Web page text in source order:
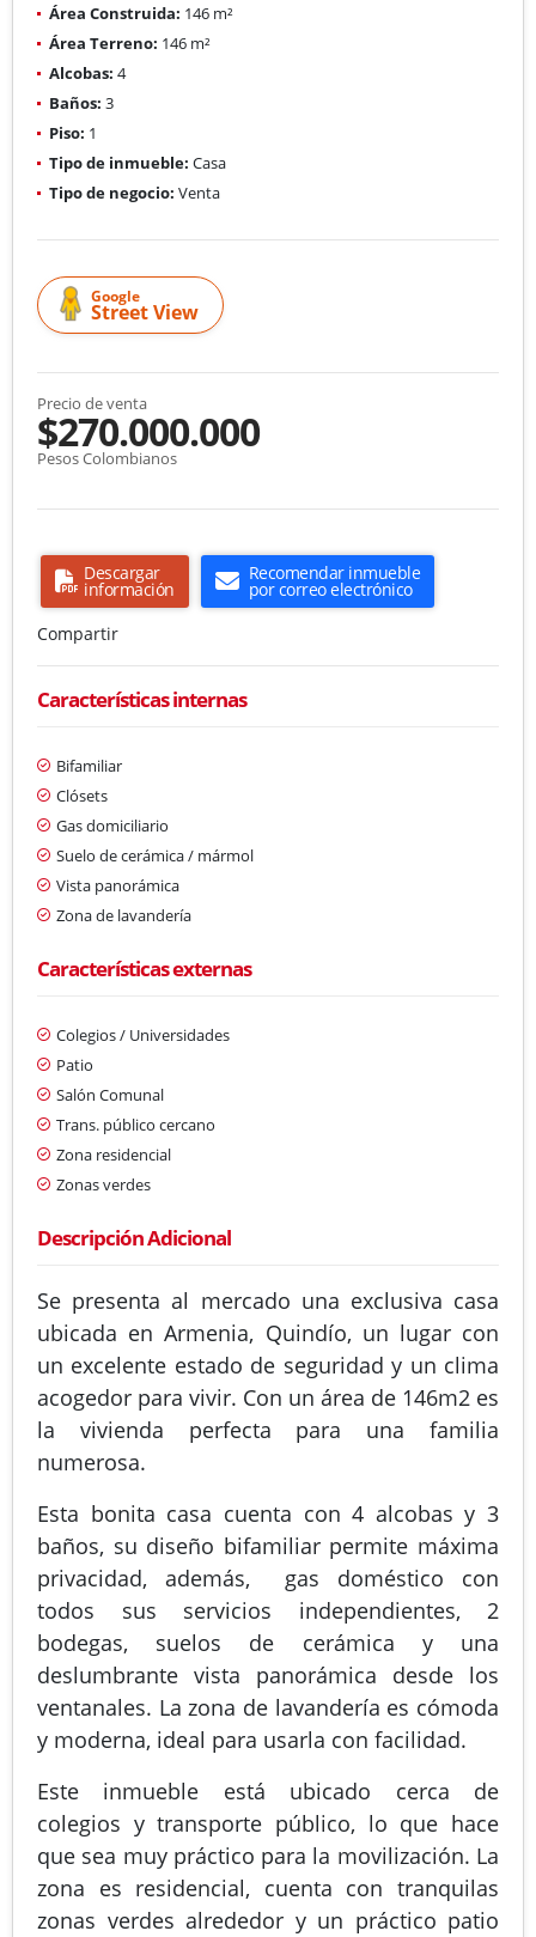
Área Construida: 146 m²
Área Terreno: 146 m²
Alcobas: 4
Baños: 3
Piso: 1
Tipo de inmueble: Casa
Tipo de negocio: Venta
Google
Street View
Precio de venta
$270.000.000
Pesos Colombianos
Descargar
información
Recomendar inmueble
por correo electrónico
Compartir
Características internas
Bifamiliar
Clósets
Gas domiciliario
Suelo de cerámica / mármol
Vista panorámica
Zona de lavandería
Características externas
Colegios / Universidades
Patio
Salón Comunal
Trans. público cercano
Zona residencial
Zonas verdes
Descripción Adicional
Se presenta al mercado una exclusiva casa
ubicada en Armenia, Quindío, un lugar con
un excelente estado de seguridad y un clima
acogedor para vivir. Con un área de 146m2 es
la vivienda perfecta para una familia
numerosa.
Esta bonita casa cuenta con 4 alcobas y 3
baños, su diseño bifamiliar permite máxima
privacidad, además, gas doméstico con
todos sus servicios independientes, 2
bodegas, suelos de cerámica y una
deslumbrante vista panorámica desde los
ventanales. La zona de lavandería es cómoda
y moderna, ideal para usarla con facilidad.
Este inmueble está ubicado cerca de
colegios y transporte público, lo que hace
que sea muy práctico para la movilización. La
zona es residencial, cuenta con tranquilas
zonas verdes alrededor y un práctico patio